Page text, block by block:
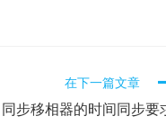
在下一篇文章
同步移相器的时间同步要